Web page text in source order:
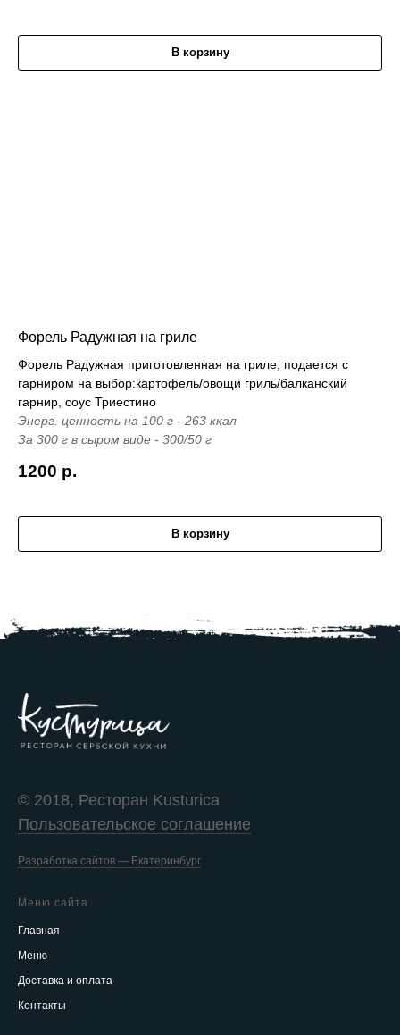
В корзину
Форель Радужная на гриле
Форель Радужная приготовленная на гриле, подается с
гарниром на выбор:картофель/овощи гриль/балканский
гарнир, соус Триестино
Энерг. ценность на 100 г - 263 ккал
За 300 г в сыром виде - 300/50 г
1200 р.
В корзину
© 2018, Ресторан Kusturica
Пользовательское соглашение
Разработка сайтов — Екатеринбург
Меню сайта
Главная
Меню
Доставка и оплата
Контакты